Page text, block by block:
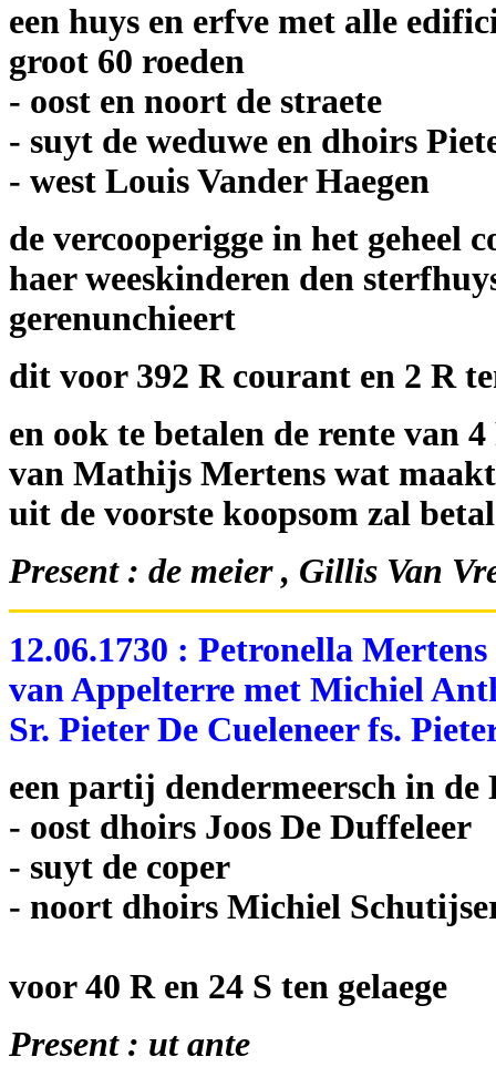
een huys en erfve met alle
groot 60 roeden
- oost en noort de straete
- suyt de weduwe en dhoirs
- west Louis Vander Haegen
de vercooperigge in het geheel
haer weeskinderen den
gerenunchieert
dit voor 392 R courant en 2 R
en ook te betalen de rente van
van Mathijs Mertens wat
uit de voorste koopsom zal
Present : de meier , Gillis Van
12.06.1730 : Petronella
van Appelterre met Michiel
Sr. Pieter De Cueleneer fs.
een partij dendermeersch in de
- oost dhoirs Joos De Duffeleer
- suyt de coper
- noort dhoirs Michiel
voor 40 R en 24 S ten gelaege
Present : ut ante